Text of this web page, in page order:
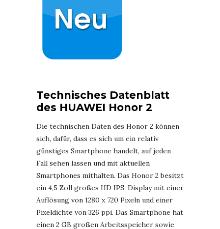
Technisches Datenblatt
des HUAWEI Honor 2
Die technischen Daten des Honor 2 können
sich, dafür, dass es sich um ein relativ
günstiges Smartphone handelt, auf jeden
Fall sehen lassen und mit aktuellen
Smartphones mithalten. Das Honor 2 besitzt
ein 4,5 Zoll großes HD IPS-Display mit einer
Auflösung von 1280 x 720 Pixeln und einer
Pixeldichte von 326 ppi. Das Smartphone hat
einen 2 GB großen Arbeitsspeicher sowie